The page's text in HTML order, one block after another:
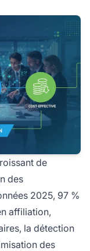
de
des
2025, 97 %
affiliation,
la détection
des